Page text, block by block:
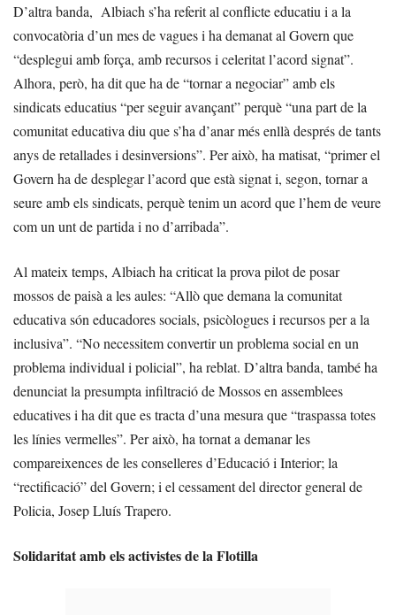
D’altra banda, Albiach s’ha referit al conflicte educatiu i a la
convocatòria d’un mes de vagues i ha demanat al Govern que
“desplegui amb força, amb recursos i celeritat l’acord signat”.
Alhora, però, ha dit que ha de “tornar a negociar” amb els
sindicats educatius “per seguir avançant” perquè “una part de la
comunitat educativa diu que s’ha d’anar més enllà després de tants
anys de retallades i desinversions”. Per això, ha matisat, “primer el
Govern ha de desplegar l’acord que està signat i, segon, tornar a
seure amb els sindicats, perquè tenim un acord que l’hem de veure
com un unt de partida i no d’arribada”.
Al mateix temps, Albiach ha criticat la prova pilot de posar
mossos de paisà a les aules: “Allò que demana la comunitat
educativa són educadores socials, psicòlogues i recursos per a la
inclusiva”. “No necessitem convertir un problema social en un
problema individual i policial”, ha reblat. D’altra banda, també ha
denunciat la presumpta infiltració de Mossos en assemblees
educatives i ha dit que es tracta d’una mesura que “traspassa totes
les línies vermelles”. Per això, ha tornat a demanar les
compareixences de les conselleres d’Educació i Interior; la
“rectificació” del Govern; i el cessament del director general de
Policia, Josep Lluís Trapero.
Solidaritat amb els activistes de la Flotilla